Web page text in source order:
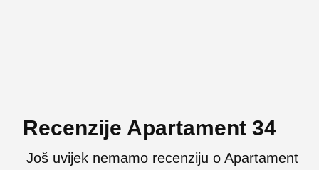
Recenzije Apartament 34
Još uvijek nemamo recenziju o Apartament